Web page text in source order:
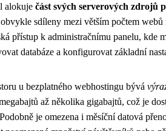
alokuje část svých serverových zdrojů
sdíleny mezi větším počtem
přístup k administračnímu panelu, kde
databáze a konfigurovat základní
u bezplatného webhostingu bývá
až několika gigabajtů, což je
je omezena i měsíční datová